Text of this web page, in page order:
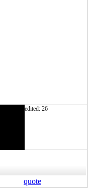
edited: 26
quote